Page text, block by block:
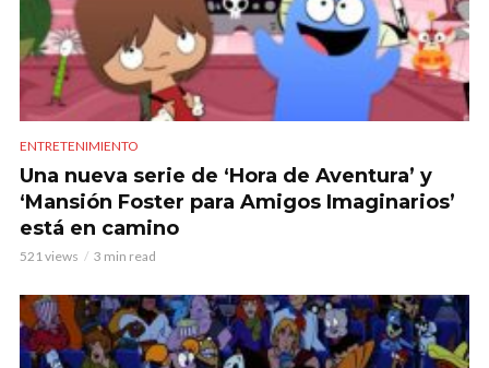
ENTRETENIMIENTO
Una nueva serie de ‘Hora de Aventura’ y
‘Mansión Foster para Amigos Imaginarios’
está en camino
521 views 3 min read